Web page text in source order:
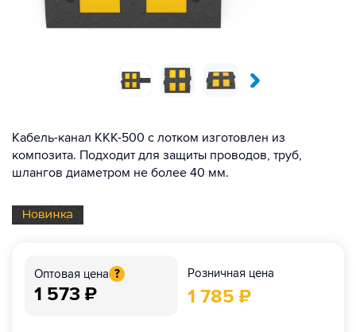
Кабель-канал ККК-500 с лотком изготовлен из
композита. Подходит для защиты проводов, труб,
шлангов диаметром не более 40 мм.
Оптовая цена ?
1 573 ₽
Розничная цена
1 785 ₽